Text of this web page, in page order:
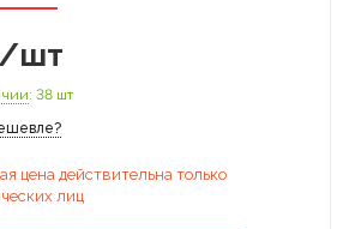
/шт
: 38 шт
цена действительна только
лиц